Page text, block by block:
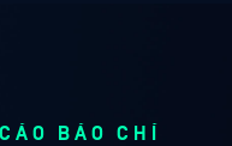
BÁO CHÍ